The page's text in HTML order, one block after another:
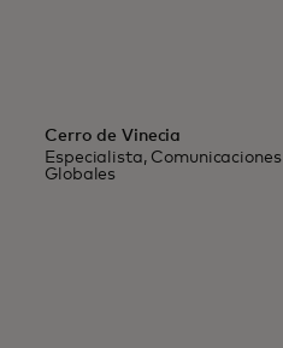
Cerro de Vinecia
Especialista, Comunicaciones
Globales